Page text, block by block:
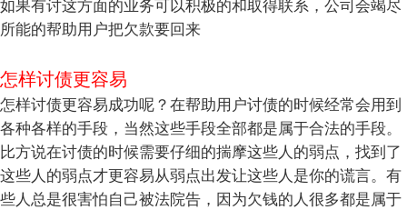
如果有讨这方面的业务可以积极的和取得联系，公司会竭尽
所能的帮助用户把欠款要回来
怎样讨债更容易
怎样讨债更容易成功呢？在帮助用户讨债的时候经常会用到
各种各样的手段，当然这些手段全部都是属于合法的手段。
比方说在讨债的时候需要仔细的揣摩这些人的弱点，找到了
这些人的弱点才更容易从弱点出发让这些人是你的谎言。有
些人总是很害怕自己被法院告，因为欠钱的人很多都是属于